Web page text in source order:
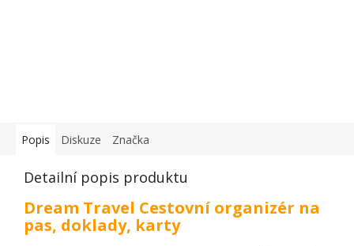
Popis Diskuze Značka
Detailní popis produktu
Dream Travel Cestovní organizér na
pas, doklady, karty